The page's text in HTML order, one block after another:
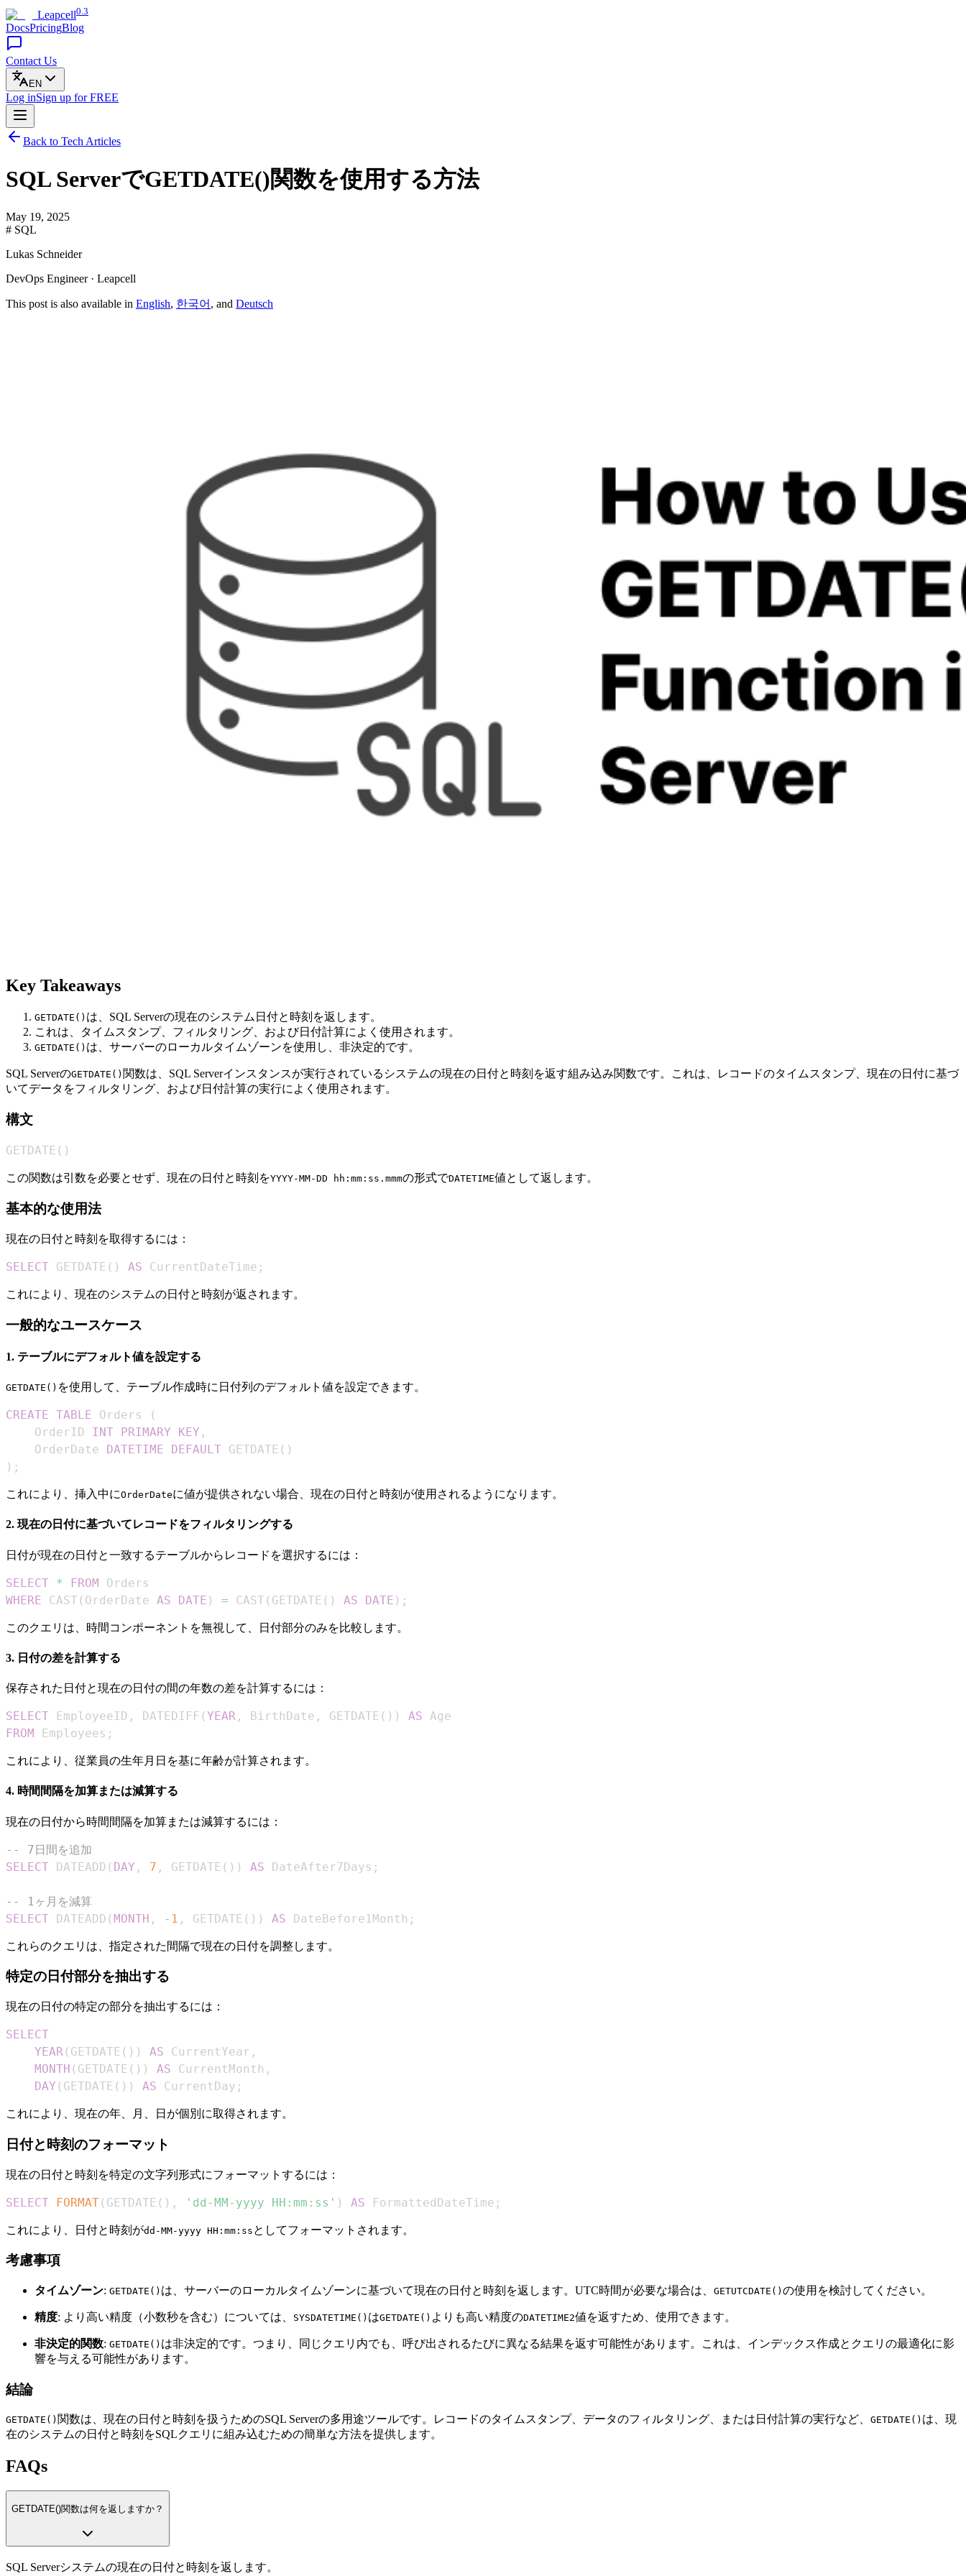
Leapcell0.3
DocsPricingBlog
Contact Us
EN
Log inSign up for FREE
Back to Tech Articles
SQL ServerでGETDATE()関数を使用する方法
May 19, 2025
# SQL
Lukas Schneider
DevOps Engineer · Leapcell
This post is also available in English, 한국어 , and Deutsch
Key Takeaways
GETDATE() は、SQL Serverの現在のシステム日付と時刻を返します。
これは、タイムスタンプ、フィルタリング、および日付計算によく使用されます。
GETDATE() は、サーバーのローカルタイムゾーンを使用し、非決定的です。
SQL ServerのGETDATE() 関数は、SQL Serverインスタンスが実行されているシステムの現在の日付と時刻を返す組み込み関数です。これは、レコードのタイムスタンプ、現在の日付に基づ
いてデータをフィルタリング、および日付計算の実行によく使用されます。
構文
GETDATE ( )
この関数は引数を必要とせず、現在の日付と時刻をYYYY-MM-DD hh:mm:ss.mmmの形式でDATETIME値として返します。
基本的な使用法
現在の日付と時刻を取得するには：
SELECT GETDATE ( ) AS CurrentDateTime ;
これにより、現在のシステムの日付と時刻が返されます。
一般的なユースケース
1. テーブルにデフォルト値を設定する
GETDATE() を使用して、テーブル作成時に日付列のデフォルト値を設定できます。
CREATE TABLE Orders
(
    OrderID
INT PRIMARY KEY ,
    OrderDate
DATETIME DEFAULT GETDATE ( )
) ;
これにより、挿入中にOrderDateに値が提供されない場合、現在の日付と時刻が使用されるようになります。
2. 現在の日付に基づいてレコードをフィルタリングする
日付が現在の日付と一致するテーブルからレコードを選択するには：
SELECT * FROM
WHERE CAST ( OrderDate AS DATE ) = CAST ( GETDATE ( ) AS DATE ) ;
このクエリは、時間コンポーネントを無視して、日付部分のみを比較します。
3. 日付の差を計算する
保存された日付と現在の日付の間の年数の差を計算するには：
SELECT EmployeeID , DATEDIFF (YEAR , BirthDate , GETDATE ( ) ) AS
FROM
Employees ;
これにより、従業員の生年月日を基に年齢が計算されます。
4. 時間間隔を加算または減算する
現在の日付から時間間隔を加算または減算するには：
-- 7日間を追加
SELECT DATEADD ( DAY , 7 , GETDATE ( ) ) AS DateAfter7Days ;
-- 1ヶ月を減算
SELECT DATEADD (MONTH , - 1 , GETDATE ( ) ) AS DateBefore1Month ;
これらのクエリは、指定された間隔で現在の日付を調整します。
特定の日付部分を抽出する
現在の日付の特定の部分を抽出するには：
SELECT
YEAR( GETDATE ( ) ) AS CurrentYear ,
MONTH ( GETDATE ( ) ) AS CurrentMonth ,
DAY ( GETDATE ( ) ) AS CurrentDay ;
これにより、現在の年、月、日が個別に取得されます。
日付と時刻のフォーマット
現在の日付と時刻を特定の文字列形式にフォーマットするには：
SELECT FORMAT( GETDATE ( ) , 'dd-MM-yyyy HH:mm:ss' ) AS FormattedDateTime ;
これにより、日付と時刻がdd-MM-yyyy HH:mm:ss としてフォーマットされます。
考慮事項
タイムゾーン: GETDATE() は、サーバーのローカルタイムゾーンに基づいて現在の日付と時刻を返します。UTC時間が必要な場合は、 GETUTCDATE() の使用を検討してください。
精度: より高い精度（小数秒を含む）については、 SYSDATETIME() はGETDATE() よりも高い精度のDATETIME2値を返すため、使用できます。
非決定的関数: GETDATE() は非決定的です。つまり、同じクエリ内でも、呼び出されるたびに異なる結果を返す可能性があります。これは、インデックス作成とクエリの最適化に影
響を与える可能性があります。
結論
GETDATE() 関数は、現在の日付と時刻を扱うためのSQL Serverの多用途ツールです。レコードのタイムスタンプ、データのフィルタリング、または日付計算の実行など、 GETDATE() は、現
在のシステムの日付と時刻をSQLクエリに組み込むための簡単な方法を提供します。
FAQs
GETDATE()関数は何を返しますか？
SQL Serverシステムの現在の日付と時刻を返します。